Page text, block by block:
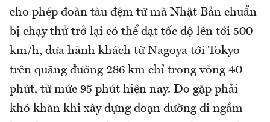
cho phép đoàn tàu đệm từ mà Nhật Bản chuẩn
bị chạy thử trở lại có thể đạt tốc độ lên tới 500
km/h, đưa hành khách từ Nagoya tới Tokyo
trên quãng đường 286 km chỉ trong vòng 40
phút, từ mức 95 phút hiện nay. Do gặp phải
khó khăn khi xây dựng đoạn đường đi ngầm